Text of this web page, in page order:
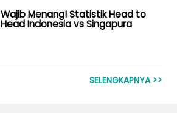
Wajib Menang! Statistik Head to
Head Indonesia vs Singapura
SELENGKAPNYA >>